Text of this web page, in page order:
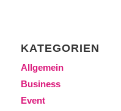
KATEGORIEN
Allgemein
Business
Event